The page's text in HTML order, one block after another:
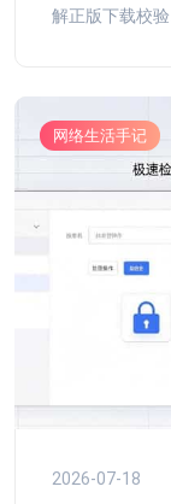
解正版下载校验
网络生活手记
2026-07-18